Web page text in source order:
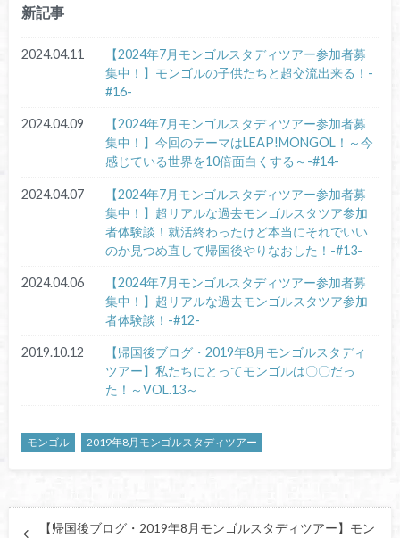
新記事
2024.04.11
【2024年7月モンゴルスタディツアー参加者募
集中！】モンゴルの子供たちと超交流出来る！-
#16-
2024.04.09
【2024年7月モンゴルスタディツアー参加者募
集中！】今回のテーマはLEAP!MONGOL！～今
感じている世界を10倍面白くする～-#14-
2024.04.07
【2024年7月モンゴルスタディツアー参加者募
集中！】超リアルな過去モンゴルスタツア参加
者体験談！就活終わったけど本当にそれでいい
のか見つめ直して帰国後やりなおした！-#13-
2024.04.06
【2024年7月モンゴルスタディツアー参加者募
集中！】超リアルな過去モンゴルスタツア参加
者体験談！-#12-
2019.10.12
【帰国後ブログ・2019年8月モンゴルスタディ
ツアー】私たちにとってモンゴルは〇〇だっ
た！～VOL.13～
モンゴル 2019年8月モンゴルスタディツアー
【帰国後ブログ・2019年8月モンゴルスタディツアー】モン